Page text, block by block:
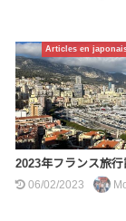
Articles en japonais
2023年フランス旅
06/02/2023